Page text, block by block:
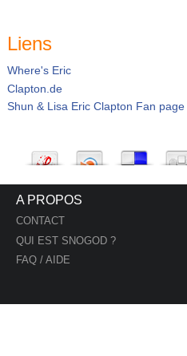
Liens
Where's Eric
Clapton.de
Shun & Lisa Eric Clapton Fan page
A PROPOS
CONTACT
QUI EST SNOGOD ?
FAQ / AIDE